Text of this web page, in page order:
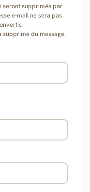
seront supprimés par
e-mail ne sera pas
supprimé du message.